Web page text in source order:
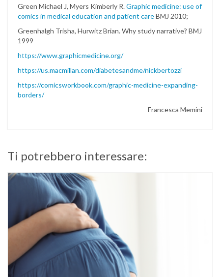
Green Michael J, Myers Kimberly R.Graphic medicine: use of
comics in medical education and patient careBMJ 2010;
Greenhalgh Trisha, Hurwitz Brian. Why study narrative? BMJ
1999
https://www.graphicmedicine.org/
https://us.macmillan.com/diabetesandme/nickbertozzi
https://comicsworkbook.com/graphic-medicine-expanding-
borders/
Francesca Memini
Ti potrebbero interessare: